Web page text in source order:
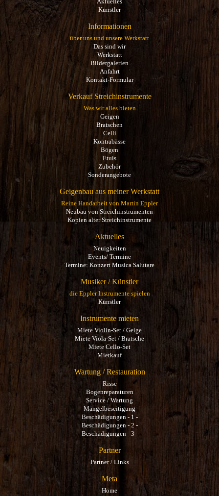
Künstler
Informationen
über uns und unsere Werkstatt
Das sind wir
Werkstatt
Bildergalerien
Anfahrt
Kontakt-Formular
Verkauf Streichinstrumente
Was wir alles bieten
Geigen
Bratschen
Celli
Kontrabässe
Bögen
Etuis
Zubehör
Sonderangebote
Geigenbau aus meiner Werkstatt
Reine Handarbeit von Martin Eppler
Neubau von Streichinstrumenten
Kopien alter Streichinstrumente
Aktuelles
Neuigkeiten
Events/ Termine
Termine: Konzert Musica Salutare
Musiker / Künstler
die Eppler Instrumente spielen
Künstler
Instrumente mieten
Miete Violin-Set / Geige
Miete Viola-Set / Bratsche
Miete Cello-Set
Mietkauf
Wartung / Restauration
Risse
Bogenreparaturen
Service / Wartung
Mängelbeseitigung
Beschädigungen - 1 -
Beschädigungen - 2 -
Beschädigungen - 3 -
Partner
Partner / Links
Meta
Home